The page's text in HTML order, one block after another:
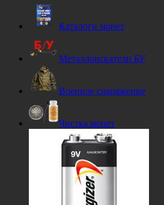
Каталоги монет
Металлоискатели БУ
Военное снаряжение
Чистка монет